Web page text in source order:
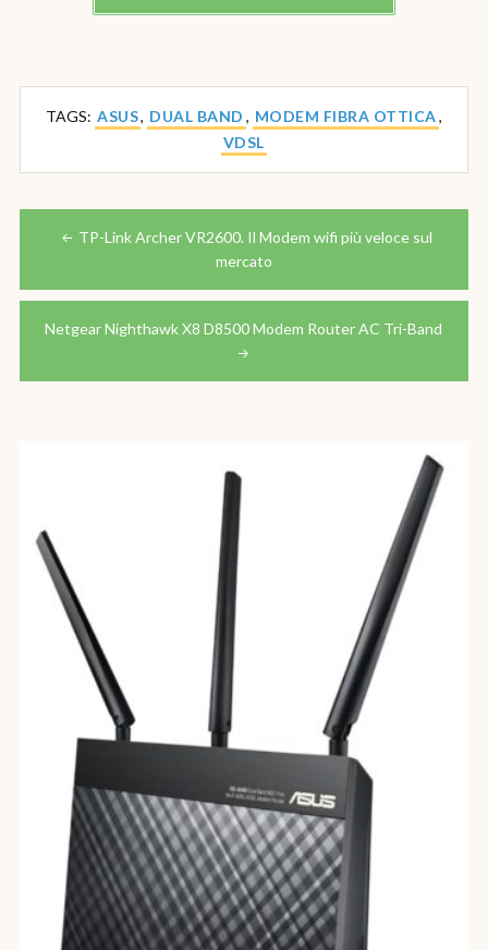
TAGS: ASUS, DUAL BAND , MODEM FIBRA OTTICA,
VDSL
Navigazione
articoliTP-Link Archer VR2600. Il Modem wifi più veloce sul
mercato
Netgear Nighthawk X8 D8500 Modem Router AC Tri-Band